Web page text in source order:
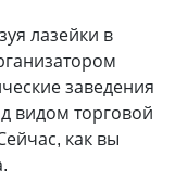
лазейки в
заведения
видом торговой
как вы